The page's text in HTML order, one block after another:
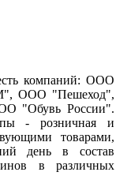
компаний: ООО
ООО "Пешеход",
"Обувь России".
- розничная и
товарами,
день в состав
в различных